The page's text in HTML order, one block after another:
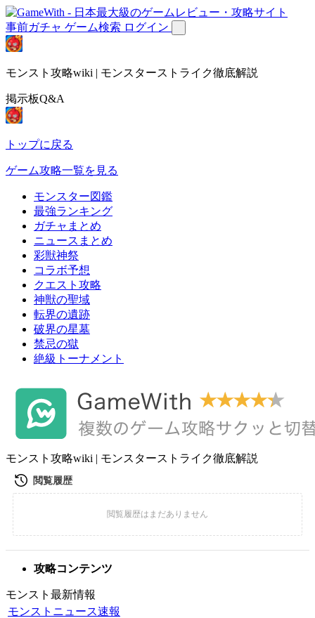
事前ガチャ ゲーム検索 ログイン
モンスト攻略wiki | モンスターストライク徹底解説
掲示板Q&A
トップに戻る
ゲーム攻略一覧を見る
モンスター図鑑
最強ランキング
ガチャまとめ
ニュースまとめ
彩獣神祭
コラボ予想
クエスト攻略
神獣の聖域
転界の遺跡
破界の星墓
禁忌の獄
絶級トーナメント
モンスト攻略wiki | モンスターストライク徹底解説
攻略コンテンツ
モンスト最新情報
モンストニュース速報